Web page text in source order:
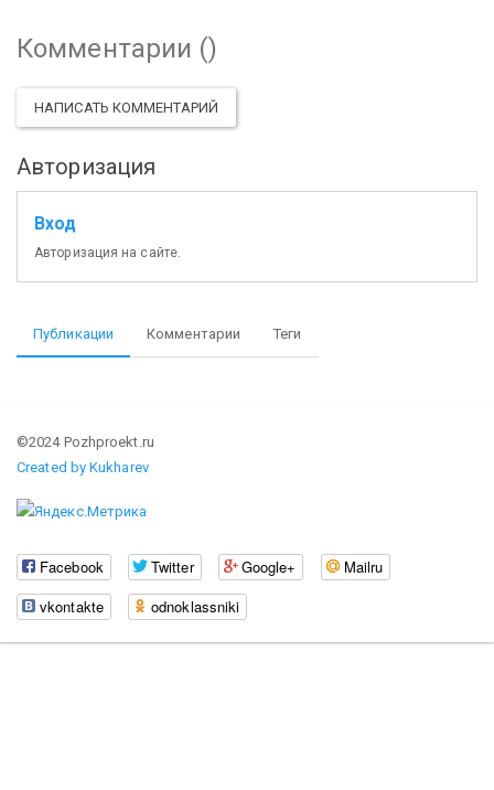
Комментарии ()
НАПИСАТЬ КОММЕНТАРИЙ
Авторизация
Вход
Авторизация на сайте.
Публикации Комментарии Теги
©2024 Pozhproekt.ru
Created by Kukharev
Facebook Twitter Google+
Mailru
vkontakte
odnoklassniki